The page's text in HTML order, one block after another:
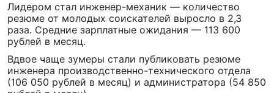
Лидером стал инженер-механик — количество
резюме от молодых соискателей выросло в 2,3
раза. Средние зарплатные ожидания — 113 600
рублей в месяц.
Вдвое чаще зумеры стали публиковать резюме
инженера производственно-технического отдела
(106 050 рублей в месяц) и администратора (54 850